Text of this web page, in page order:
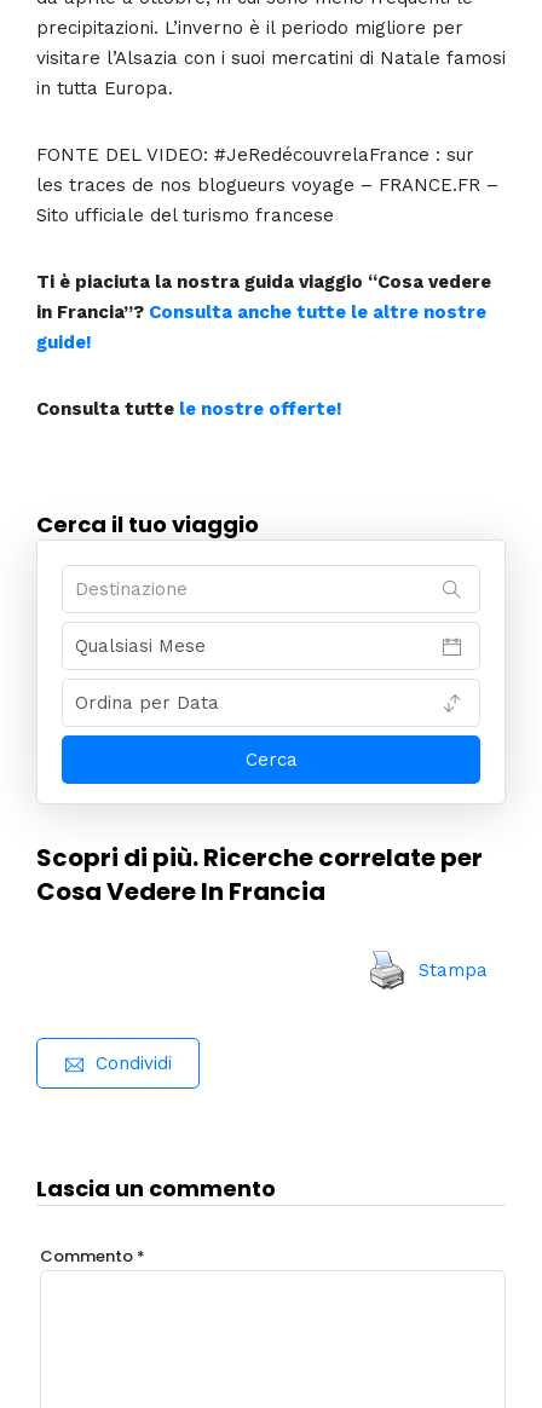
precipitazioni. L’inverno è il periodo migliore per
visitare l’Alsazia con i suoi mercatini di Natale famosi
in tutta Europa.
FONTE DEL VIDEO: #JeRedécouvrelaFrance​ : sur
les traces de nos blogueurs voyage – FRANCE.FR –
Sito ufficiale del turismo francese
Ti è piaciuta la nostra guida viaggio “Cosa vedere
in Francia”? Consulta anche tutte le altre nostre
guide!
Consulta tutte le nostre offerte!
Cerca il tuo viaggio
Scopri di più. Ricerche correlate per
Cosa Vedere In Francia
Stampa
Condividi
Lascia un commento
Commento *